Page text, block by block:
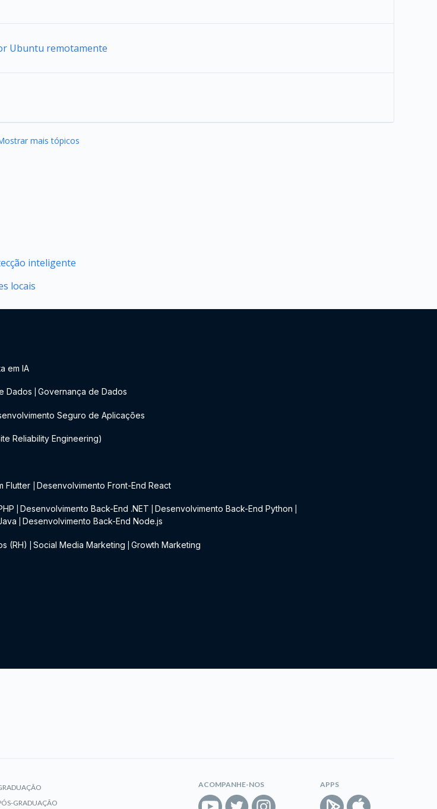
Ubuntu remotamente
mais tópicos
inteligente
locais
em IA
Dados Governança de Dados
Seguro de Aplicações
Reliability Engineering)
Flutter Desenvolvimento Front-End React
Desenvolvimento Back-End .NET Desenvolvimento Back-End Python
Desenvolvimento Back-End Node.js
(RH) Social Media Marketing Growth Marketing
GRADUAÇÃO
ACOMPANHE-NOS APPS